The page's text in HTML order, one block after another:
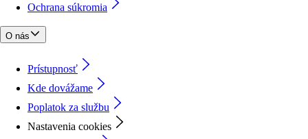
Ochrana súkromia
O nás
Prístupnosť
Kde dovážame
Poplatok za službu
Nastavenia cookies